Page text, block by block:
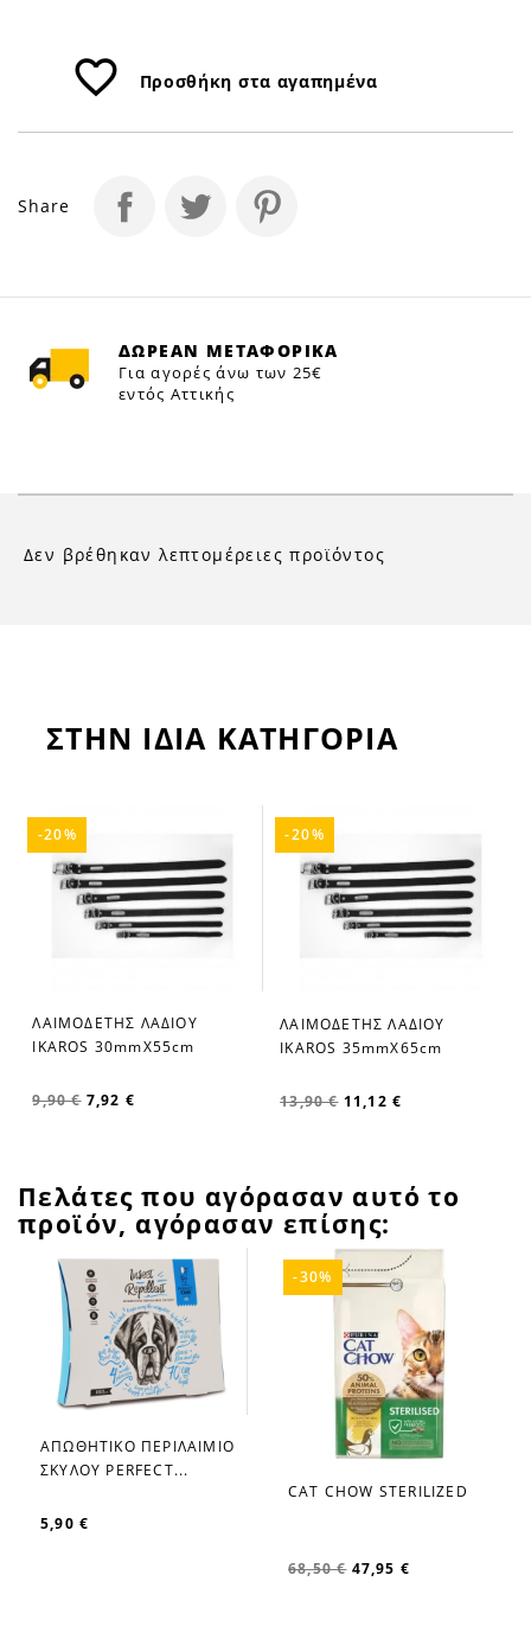
favorite_border Προσθήκη στα αγαπημένα
Share
ΔΩΡΕΑΝ ΜΕΤΑΦΟΡΙΚΑ
Για αγορές άνω των 25€
εντός Αττικής
Δεν βρέθηκαν λεπτομέρειες προϊόντος
ΣΤΗΝ ΙΔΙΑ ΚΑΤΗΓΟΡΙΑ
favorite_border
ΛΑΙΜΟΔΕΤΗΣ ΛΑΔΙΟΥ
IKAROS 30mmX55cm
9,90 € 7,92 €
-20%
favorite_border
ΛΑΙΜΟΔΕΤΗΣ ΛΑΔΙΟΥ
IKAROS 35mmX65cm
13,90 € 11,12 €
-20%
Πελάτες που αγόρασαν αυτό το
προϊόν, αγόρασαν επίσης:
favorite_border
ΑΠΩΘΗΤΙΚΟ ΠΕΡΙΛΑΙΜΙΟ
ΣΚΥΛΟΥ PERFECT...
5,90 €
favorite_border
CAT CHOW STERILIZED
68,50 € 47,95 €
-30%